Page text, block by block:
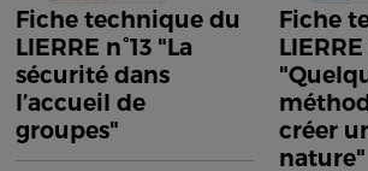
Fiche technique du
LIERRE n°13 "La
sécurité dans
l’accueil de
groupes"
Fiche
LIERRE
créer
nature"